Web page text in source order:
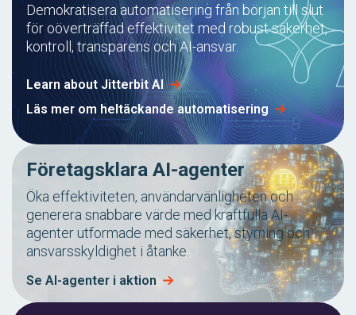
Demokratisera automatisering från början till slut
för oöverträffad effektivitet med robust säkerhet,
kontroll, transparens och AI-ansvar.
Learn about Jitterbit AI
Läs mer om heltäckande automatisering
Företagsklara AI-agenter
Öka effektiviteten, användarvänligheten och
generera snabbare värde med kraftfulla AI-
agenter utformade med säkerhet, styrning och
ansvarsskyldighet i åtanke.
Se AI-agenter i aktion